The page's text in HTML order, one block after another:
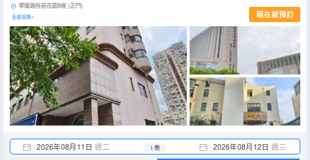
零陵路恒昌花園B座 (正門)
全部設施> 現在就預訂
2026年08月11日 週二 2026年08月12日 週三
1 晚